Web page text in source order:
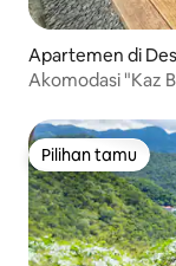
Apartemen di
Akomodasi "Kaz
Pilihan tamu
Pilihan tamu